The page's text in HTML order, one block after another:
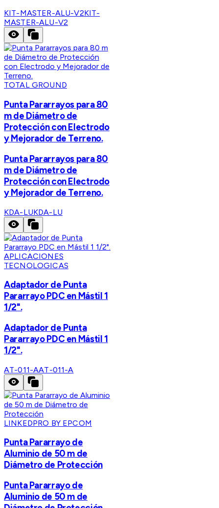
KIT-MASTER-ALU-V2KIT-
MASTER-ALU-V2
TOTAL GROUND
Punta Pararrayos para 80
m de Diámetro de
Protección con Electrodo
y Mejorador de Terreno.
Punta Pararrayos para 80
m de Diámetro de
Protección con Electrodo
y Mejorador de Terreno.
KDA-LUKDA-LU
APLICACIONES
TECNOLOGICAS
Adaptador de Punta
Pararrayo PDC en Mástil 1
1/2".
Adaptador de Punta
Pararrayo PDC en Mástil 1
1/2".
AT-011-AAT-011-A
LINKEDPRO BY EPCOM
Punta Pararrayo de
Aluminio de 50 m de
Diámetro de Protección
Punta Pararrayo de
Aluminio de 50 m de